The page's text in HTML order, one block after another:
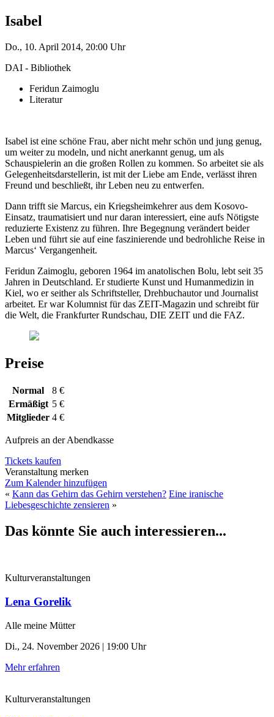
Isabel
Do., 10. April 2014, 20:00 Uhr
DAI - Bibliothek
Feridun Zaimoglu
Literatur
Isabel ist eine schöne Frau, aber nicht mehr schön und jung genug,
um weiter zu modeln, und nicht anerkannt genug, um als
Schauspielerin an die großen Rollen zu kommen. So arbeitet sie als
Gelegenheitsdarstellerin, ist mit der Liebe am Ende, verlässt ihren
Freund und beschließt, ihr Leben neu zu entwerfen.
Dann trifft sie Marcus, ein Kriegsheimkehrer aus dem Kosovo-
Einsatz, traumatisiert und nur daran interessiert, eine aufs Nötigste
reduzierte Existenz zu führen. Ihre Begegnung verändert beider
Leben und führt sie auf eine faszinierende und bedrohliche Reise in
Marcus‘ Vergangenheit.
Feridun Zaimoglu, geboren 1964 im anatolischen Bolu, lebt seit 35
Jahren in Deutschland. Er studierte Kunst und Humanmedizin in
Kiel, wo er seither als Schriftsteller, Drehbuchautor und Journalist
arbeitet. Er war Kolumnist für das ZEIT-Magazin und schreibt für
die Welt, die Frankfurter Rundschau, DIE ZEIT und die FAZ.
Preise
Normal
8 €
Ermäßigt 5 €
Mitglieder 4 €
Aufpreis an der Abendkasse
Tickets kaufen
Veranstaltung merken
Zum Kalender hinzufügen
« Kann das Gehirn das Gehirn verstehen? Eine iranische
Liebesgeschichte zensieren »
Das könnte Sie auch interessieren...
Kulturveranstaltungen
Lena Gorelik
Alle meine Mütter
Di., 24. November 2026 | 19:00 Uhr
Mehr erfahren
Kulturveranstaltungen